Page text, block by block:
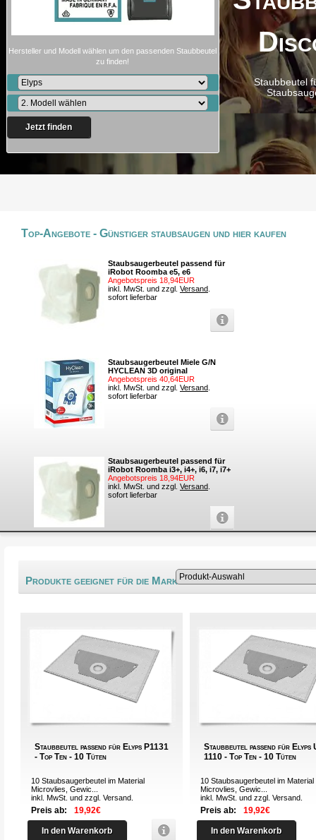
Staubbeutel
Hersteller und Modell wählen um den passenden Staubbeutel
zu finden!
Jetzt finden
Top-Angebote - Günstiger staubsaugen und hier kaufen
Staubsaugerbeutel passend für
iRobot Roomba e5, e6
Angebotspreis 18,94EUR
inkl. MwSt. und zzgl. Versand
sofort lieferbar
Staubsaugerbeutel Miele G/N
HYCLEAN 3D original
Angebotspreis 40,64EUR
inkl. MwSt. und zzgl. Versand
sofort lieferbar
Staubsaugerbeutel passend für
iRobot Roomba i3+, i4+, i6, i7, i7+
Angebotspreis 18,94EUR
inkl. MwSt. und zzgl. Versand
sofort lieferbar
Produkte geeignet für die Marke Elyps®
Staubbeutel passend für Elyps P1131
- Top Ten - 10 Tüten
10 Staubsaugerbeutel im Material
Microvlies, Gewic...
inkl. MwSt. und zzgl.Versand
Preis ab: 19,92€
In den Warenkorb
Staubbeutel passend für Elyps
1110 - Top Ten - 10 Tüten
10 Staubsaugerbeutel im Material
Microvlies, Gewic...
inkl. MwSt. und zzgl.Versand
Preis ab: 19,92€
In den Warenkorb